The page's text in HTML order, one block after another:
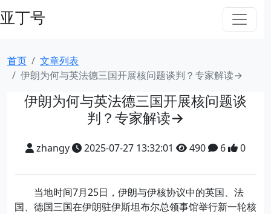
亚丁号
首页
文章列表
伊朗为何与英法德三国开展核问题谈判？专家解读→
伊朗为何与英法德三国开展核问题谈
判？专家解读→
zhangy 2025-07-27 13:32:01 490 6 0
当地时间7月25日，伊朗与伊核协议中的英国、法
国、德国三国在伊朗驻伊斯坦布尔总领事馆举行新一轮核